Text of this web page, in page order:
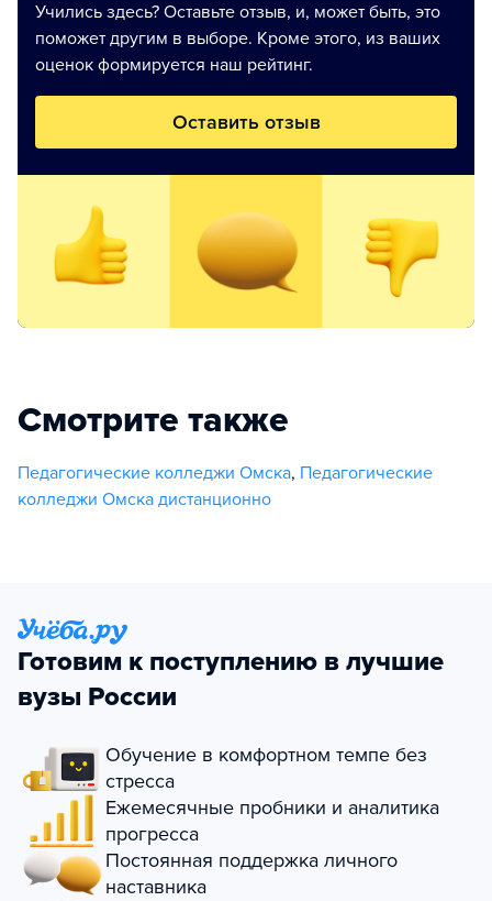
Учились здесь? Оставьте отзыв, и, может быть, это
поможет другим в выборе. Кроме этого, из ваших
оценок формируется наш рейтинг.
Оставить отзыв
Смотрите также
Педагогические колледжи Омска, Педагогические
колледжи Омска дистанционно
Готовим к поступлению в лучшие
вузы России
Обучение в комфортном темпе без
стресса
Ежемесячные пробники и аналитика
прогресса
Постоянная поддержка личного
наставника